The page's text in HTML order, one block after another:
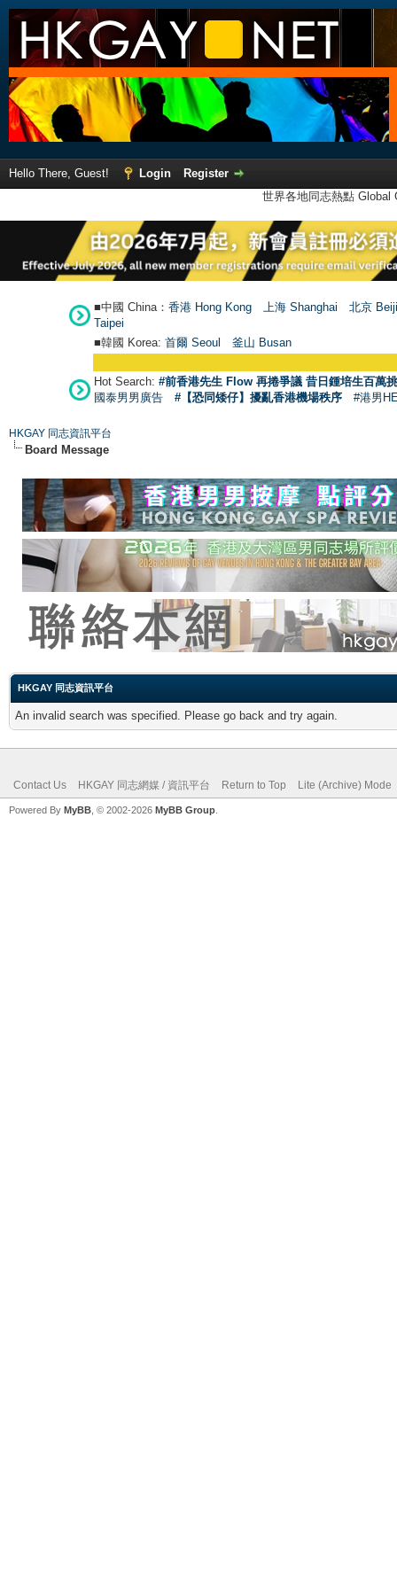
Hello There, Guest! Login
Register
世界各地同志熱點
■中國 China： 香港 Hong Kong 上海 Shanghai
北京
Taipei
■韓國 Korea: 首爾 Seoul 釜山 Busan
Hot Search: #前香港先生 Flow 再捲爭議 昔日鍾培生百萬
國泰男男廣告
#【恐同矮仔】擾亂香港機場秩序 #港男
HKGAY 同志資訊平台
Board Message
HKGAY 同志資訊平台
An invalid search was specified. Please go back and try again.
Contact Us HKGAY 同志網媒 / 資訊平台 Return to Top Lite (Archive) Mode
Powered By MyBB , © 2002-2026 MyBB Group